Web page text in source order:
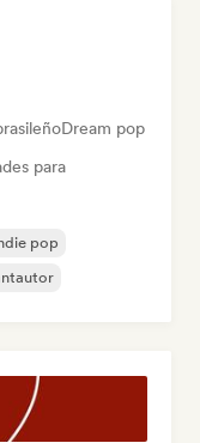
Dream pop
para
pop